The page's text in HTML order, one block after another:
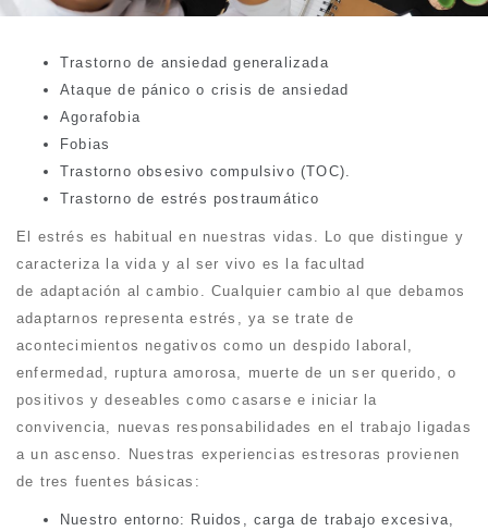
Trastorno de ansiedad generalizada
Ataque de pánico o crisis de ansiedad
Agorafobia
Fobias
Trastorno obsesivo compulsivo (TOC).
Trastorno de estrés postraumático
El estrés es habitual en nuestras vidas. Lo que distingue y
caracteriza la vida y al ser vivo es la facultad
de adaptación al cambio. Cualquier cambio al que debamos
adaptarnos representa estrés, ya se trate de
acontecimientos negativos como un despido laboral,
enfermedad, ruptura amorosa, muerte de un ser querido, o
positivos y deseables como casarse e iniciar la
convivencia, nuevas responsabilidades en el trabajo ligadas
a un ascenso. Nuestras experiencias estresoras provienen
de tres fuentes básicas:
Nuestro entorno: Ruidos, carga de trabajo excesiva,